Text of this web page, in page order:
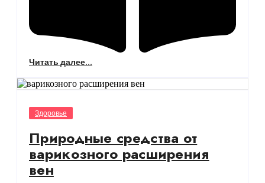
Читать далее...
Здоровье
Природные средства от
варикозного расширения
вен